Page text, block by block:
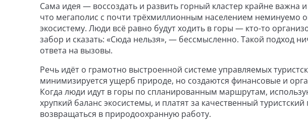
Сама идея — воссоздать и развить горный кластер крайне
что мегаполис с почти трёхмиллионным населением неминуемо
экосистему. Люди всё равно будут ходить в горы — кто-то
забор и сказать: «Сюда нельзя», — бессмысленно. Такой подход
ответа на вызовы.
Речь идёт о грамотно выстроенной системе управляемых
минимизируется ущерб природе, но создаются финансовые и
Когда люди идут в горы по спланированным маршрутам,
хрупкий баланс экосистемы, и платят за качественный
возвращаться в природоохранную работу.